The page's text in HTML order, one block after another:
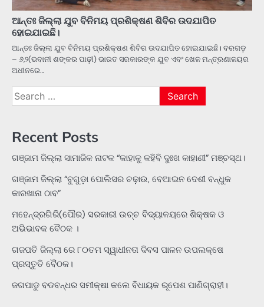
ଆନ୍ତଃ ଜିଲ୍ଲା ଯୁବ ବିନିମୟ ପ୍ରଶିକ୍ଷଣ ଶିବିର ଉଦଯାପିତ
ହୋଇଯାଇଛି।
ଆନ୍ତଃ ଜିଲ୍ଲା ଯୁବ ବିନିମୟ ପ୍ରଶିକ୍ଷଣ ଶିବିର ଉଦଯାପିତ ହୋଇଯାଇଛି। ବରଗଡ଼
– ୬,୨(ଭବାନୀ ଶଙ୍କର ପାଢ଼ୀ) ଭାରତ ସରକାରଙ୍କ ଯୁବ ଏବଂ ଖେଳ ମନ୍ତ୍ରଣାଳୟର
ଅଧୀନରେ…
Search
for:
Recent Posts
ଗଞ୍ଜାମ ଜିଲ୍ଲା ସାମାଜିକ ନାଟକ “କାହାକୁ କହିବି ଦୁଃଖ କାହାଣୀ” ମଞ୍ଚସ୍ଥ।
ଗଞ୍ଜାମ ଜିଲ୍ଲା “ବୁଗୁଡ଼ା ପୋଲିସର ଚଢ଼ାଉ, ବେଆଇନ ଦେଶୀ ବନ୍ଧୁକ
କାରଖାନା ଠାବ”
ମହେନ୍ଦ୍ରଗିରି(ପୌର) ସରକାରୀ ଉଚ୍ଚ ବିଦ୍ୟାଳୟରେ ଶିକ୍ଷକ ଓ
ଅଭିଭାବକ ବୈଠକ ।
ଗଜପତି ଜିଲ୍ଲା ରେ ୮୦ତମ ସ୍ୱାଧୀନତା ଦିବସ ପାଳନ ଉପଲକ୍ଷେ
ପ୍ରସ୍ତୁତି ବୈଠକ।
ଜଗପାଡୁ ବଡବନ୍ଧର ସମୀକ୍ଷା କଲେ ବିଧାୟକ ରୂପେଶ ପାଣିଗ୍ରାହୀ।